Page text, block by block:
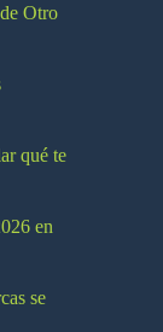
Otro
qué te
en
se